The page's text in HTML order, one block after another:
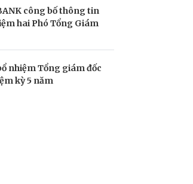
công bố thông tin
hai Phó Tổng Giám
nhiệm Tổng giám đốc
kỳ 5 năm